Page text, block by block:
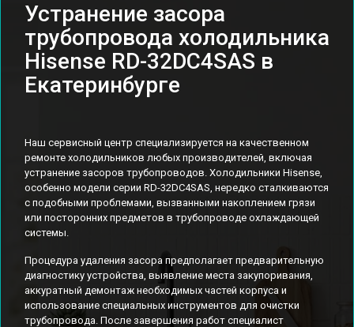
Устранение засора
трубопровода холодильника
Hisense RD-32DC4SAS в
Екатеринбурге
Наш сервисный центр специализируется на качественном
ремонте холодильников любых производителей, включая
устранение засоров трубопроводов. Холодильники Hisense,
особенно модели серии RD-32DC4SAS, нередко сталкиваются
с подобными проблемами, вызванными накоплением грязи
или посторонних предметов в трубопроводе охлаждающей
системы.
Процедура удаления засора предполагает предварительную
диагностику устройства, выявление места закупоривания,
аккуратный демонтаж необходимых частей корпуса и
использование специальных инструментов для очистки
трубопровода. После завершения работ специалист